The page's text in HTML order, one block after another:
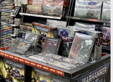
エターナル] ロード・セレス
マー：エイジ・オヴ・シグマ
ト・エターナルの勢力のヒー
デルミニチュア1体。頭部や
ンパーツも同梱。